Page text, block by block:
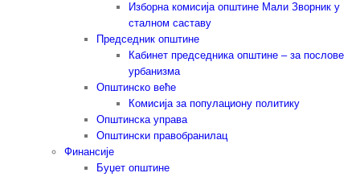
Изборна комисија општине Мали Зворник у
сталном саставу
Председник општине
Кабинет председника општине – за послове
урбанизма
Општинско веће
Комисија за популациону политику
Општинска управа
Општински правобранилац
Финансије
Буџет општине